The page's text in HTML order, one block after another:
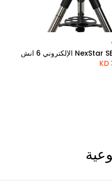
KD